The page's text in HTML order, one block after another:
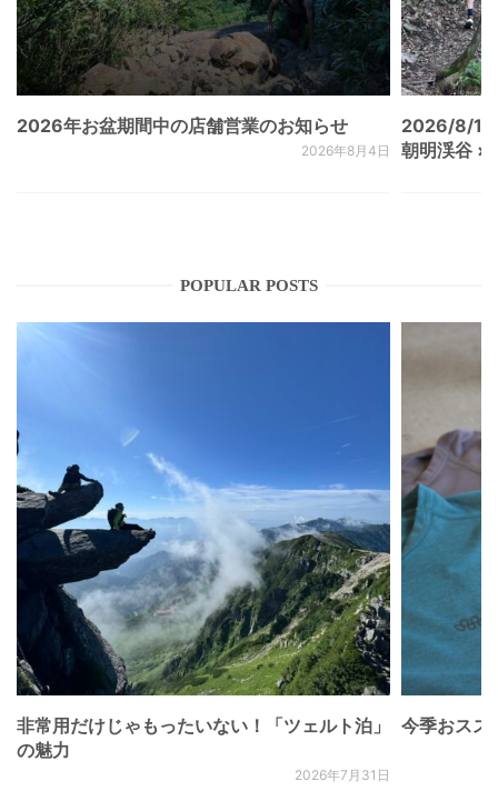
2026年お盆期間中の店舗営業のお知らせ
2026年8月4日
2026/8/
朝明渓谷 ×
POPULAR POSTS
非常用だけじゃもったいない！「ツェルト泊」
の魅力
2026年7月31日
今季おスス